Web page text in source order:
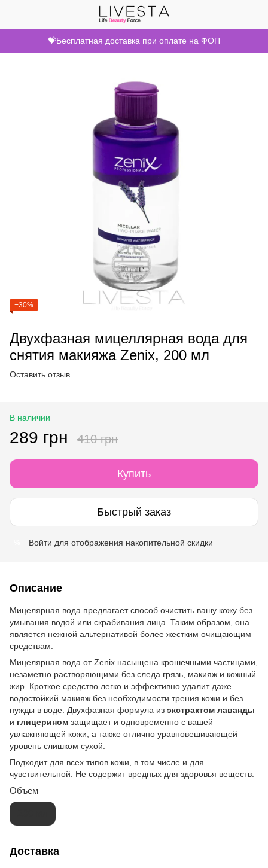
💝Бесплатная доставка при оплате на ФОП
−30%
Двухфазная мицеллярная вода для
снятия макияжа Zenix, 200 мл
Оставить отзыв
В наличии
289 грн 410 грн
Купить
Быстрый заказ
Войти для отображения накопительной скидки
Описание
Мицелярная вода предлагает способ очистить вашу кожу без
умывания водой или скрабивания лица. Таким образом, она
является нежной альтернативой более жестким очищающим
средствам.
Мицелярная вода от Zenix насыщена крошечными частицами,
незаметно растворяющими без следа грязь, макияж и кожный
жир. Кроткое средство легко и эффективно удалит даже
водостойкий макияж без необходимости трения кожи и без
нужды в воде. Двухфазная формула из экстрактом лаванды
и глицерином защищает и одновременно с вашей
увлажняющей кожи, а также отлично уравновешивающей
уровень слишком сухой.
Подходит для всех типов кожи, в том числе и для
чувствительной. Не содержит вредных для здоровья веществ.
Объем
Доставка